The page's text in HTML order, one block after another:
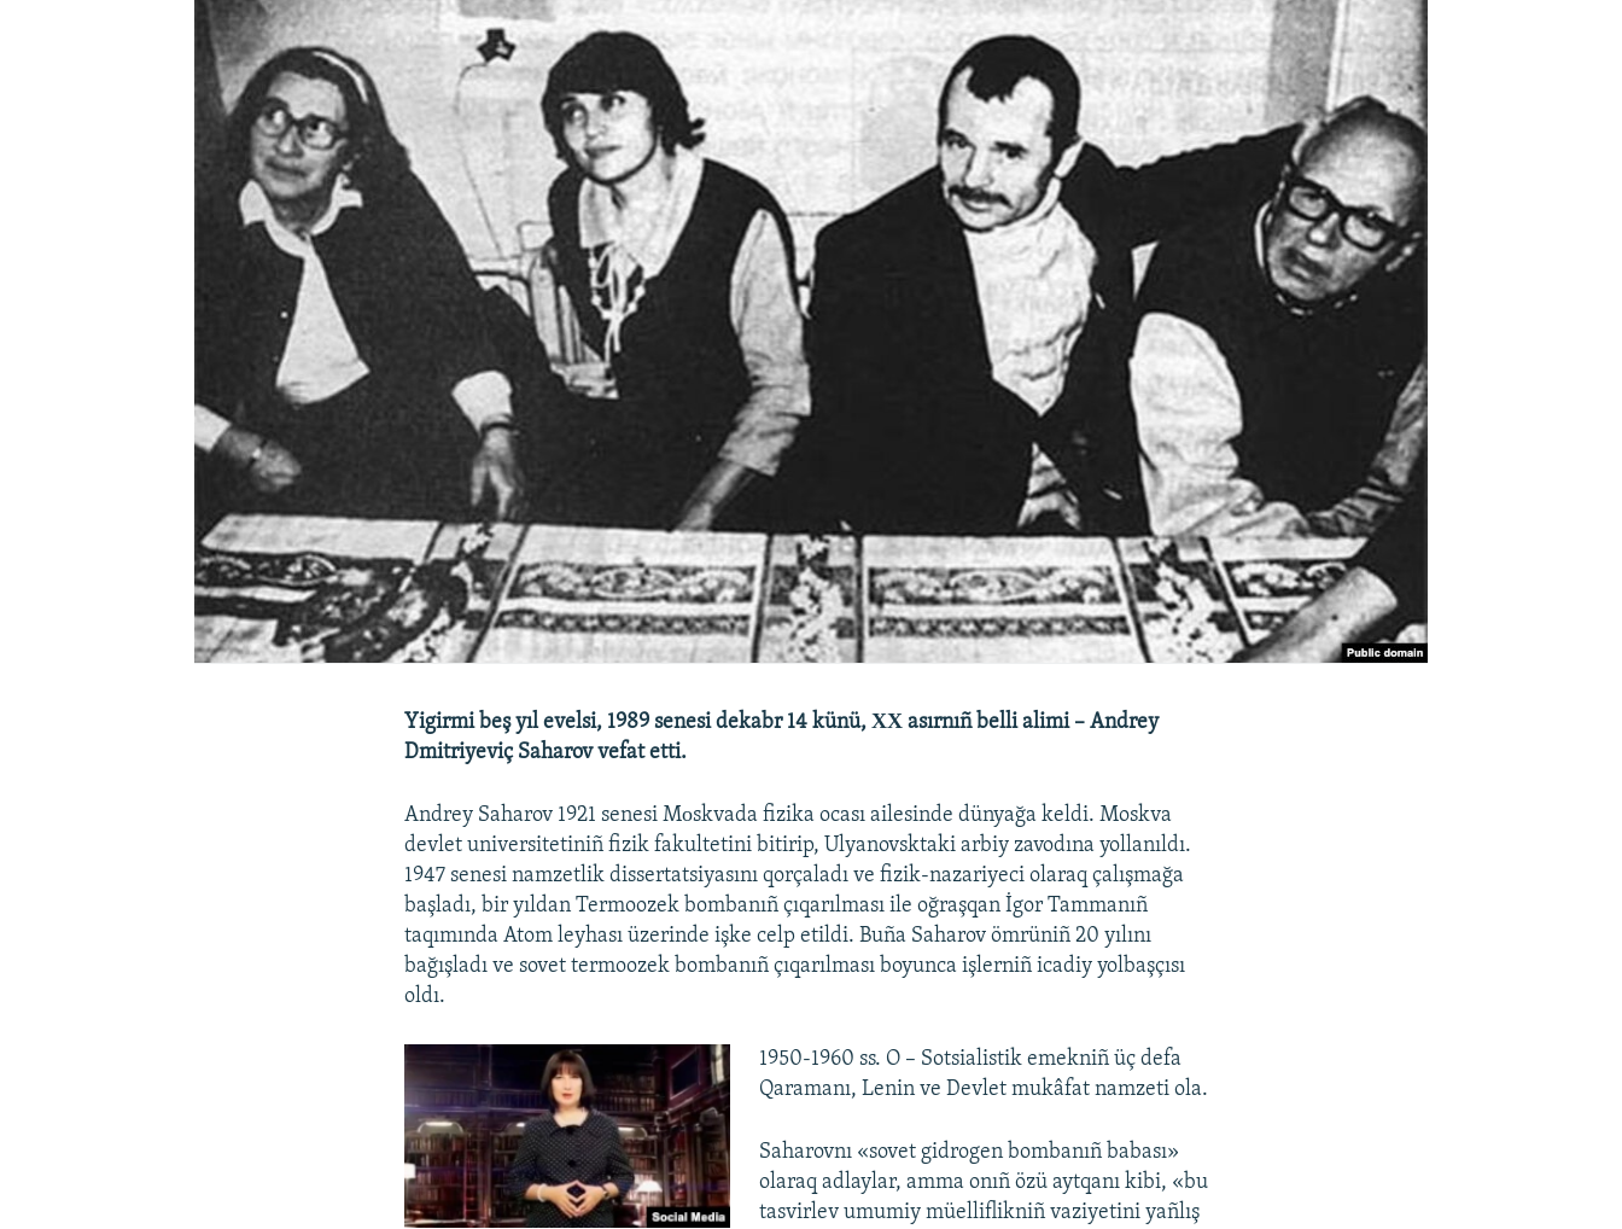
Yigirmi beş yıl evelsi, 1989 senesi dekabr 14 künü, ХХ asırnıñ belli alimi – Andrey
Dmitriyeviç Saharov vefat etti.
Andrey Saharov 1921 senesi Mоskvada fizika ocası ailesinde dünyağa keldi. Moskva
devlet universitetiniñ fizik fakultetini bitirip, Ulyanovsktaki arbiy zavodına yollanıldı.
1947 senesi namzetlik dissertatsiyasını qorçaladı ve fizik-nazariyeci olaraq çalışmağa
başladı, bir yıldan Termoozek bombanıñ çıqarılması ile oğraşqan İgor Tammanıñ
taqımında Atom leyhası üzerinde işke celp etildi. Buña Saharov ömrüniñ 20 yılını
bağışladı ve sovet termoozek bombanıñ çıqarılması boyunca işlerniñ icadiy yolbaşçısı
oldı.
1950-1960 ss. O – Sotsialistik emekniñ üç defa
Qaramanı, Lenin ve Devlet mukâfat namzeti ola.
Saharovnı «sovet gidrogen bombanıñ babası»
olaraq adlaylar, amma onıñ özü aytqanı kibi, «bu
tasvirlev umumiy müelliflikniñ vaziyetini yañlış